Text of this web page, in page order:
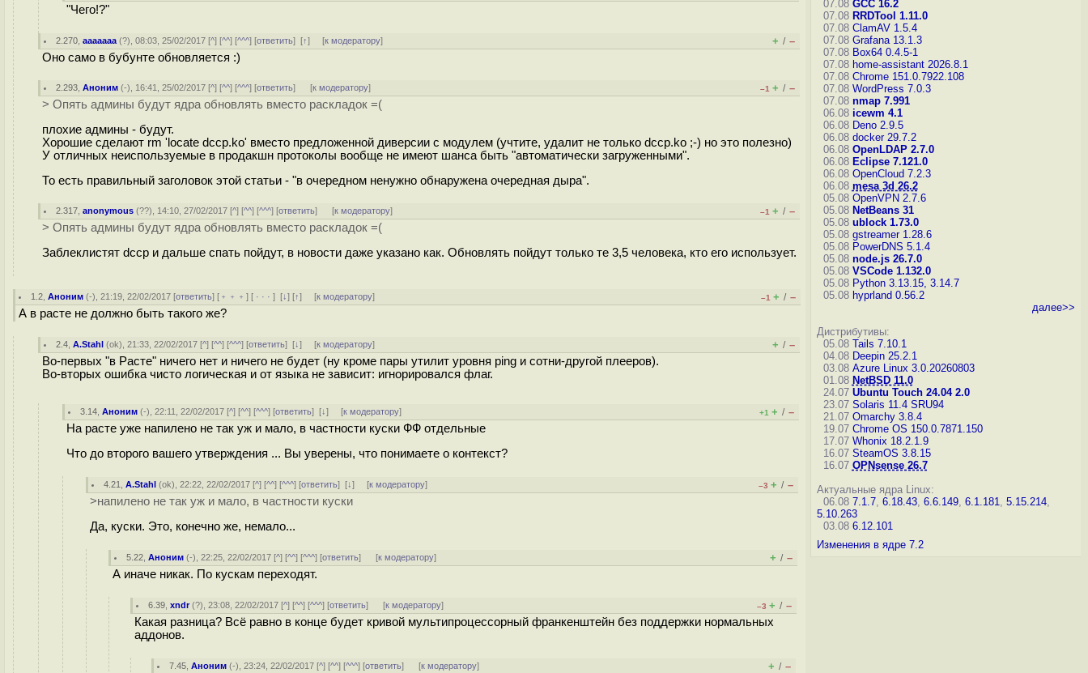
"Чего!?"
2.270 ,ааааааа (?), 08:03, 25/02/2017 [^] [^^] [^^^] [ответить][↑] [к модератору] + / –
Оно само в бубунте обновляется :)
2.293 ,Аноним (-), 16:41, 25/02/2017 [^] [^^] [^^^] [ответить] [к модератору] –1 + / –
> Опять админы будут ядра обновлять вместо раскладок =(
плохие админы - будут.
Хорошие сделают rm 'locate dccp.ko' вместо предложенной диверсии с модулем (учтите, удалит не только dccp.ko ;-) но это полезно)
У отличных неиспользуемые в продакшн протоколы вообще не имеют шанса быть "автоматически загруженными".
То есть правильный заголовок этой статьи - "в очередном ненужно обнаружена очередная дыра".
2.317 ,anonymous (??), 14:10, 27/02/2017 [^] [^^] [^^^] [ответить] [к модератору] –1 + / –
> Опять админы будут ядра обновлять вместо раскладок =(
Заблеклистят dccp и дальше спать пойдут, в новости даже указано как. Обновлять пойдут только те 3,5 человека, кто его использует.
1.2 ,Аноним (-), 21:19, 22/02/2017 [ответить] [ ﹢﹢﹢] [ · · ·][↓] [↑] [к модератору] –1 + / –
А в расте не должно быть такого же?
2.4 ,A.Stahl (ok), 21:33, 22/02/2017 [^] [^^] [^^^] [ответить][↓] [к модератору] + / –
Во-первых "в Расте" ничего нет и ничего не будет (ну кроме пары утилит уровня ping и сотни-другой плееров).
Во-вторых ошибка чисто логическая и от языка не зависит: игнорировался флаг.
3.14 ,Аноним (-), 22:11, 22/02/2017 [^] [^^] [^^^] [ответить][↓] [к модератору] +1 + / –
На расте уже напилено не так уж и мало, в частности куски ФФ отдельные
Что до второго вашего утверждения ... Вы уверены, что понимаете о контекст?
4.21 ,A.Stahl (ok), 22:22, 22/02/2017 [^] [^^] [^^^] [ответить][↓] [к модератору] –3 + / –
>напилено не так уж и мало, в частности куски
Да, куски. Это, конечно же, немало...
5.22 ,Аноним (-), 22:25, 22/02/2017 [^] [^^] [^^^] [ответить] [к модератору] + / –
А иначе никак. По кускам переходят.
6.39 ,xndr(?), 23:08, 22/02/2017 [^] [^^] [^^^] [ответить] [к модератору] –3 + / –
Какая разница? Всё равно в конце будет кривой мультипроцессорный франкенштейн без поддержки нормальных
аддонов.
7.45 ,Аноним (-), 23:24, 22/02/2017 [^] [^^] [^^^] [ответить] [к модератору] + / –
07.08 GCC 16.2
07.08 RRDTool 1.11.0
07.08 ClamAV 1.5.4
07.08 Grafana 13.1.3
07.08 Box64 0.4.5-1
07.08 home-assistant 2026.8.1
07.08 Chrome 151.0.7922.108
07.08 WordPress 7.0.3
07.08 nmap 7.991
06.08 icewm 4.1
06.08 Deno 2.9.5
06.08 docker 29.7.2
06.08 OpenLDAP 2.7.0
06.08 Eclipse 7.121.0
06.08 OpenCloud 7.2.3
06.08 mesa 3d 26.2
05.08 OpenVPN 2.7.6
05.08 NetBeans 31
05.08 ublock 1.73.0
05.08 gstreamer 1.28.6
05.08 PowerDNS 5.1.4
05.08 node.js 26.7.0
05.08 VSCode 1.132.0
05.08 Python 3.13.15, 3.14.7
05.08 hyprland 0.56.2
далее>>
Дистрибутивы:
05.08 Tails 7.10.1
04.08 Deepin 25.2.1
03.08 Azure Linux 3.0.20260803
01.08 NetBSD 11.0
24.07 Ubuntu Touch 24.04 2.0
23.07 Solaris 11.4 SRU94
21.07 Omarchy 3.8.4
19.07 Chrome OS 150.0.7871.150
17.07 Whonix 18.2.1.9
16.07 SteamOS 3.8.15
16.07 OPNsense 26.7
Актуальные ядра Linux:
06.08 7.1.7, 6.18.43, 6.6.149, 6.1.181, 5.15.214,
5.10.263
03.08 6.12.101
Изменения в ядре 7.2